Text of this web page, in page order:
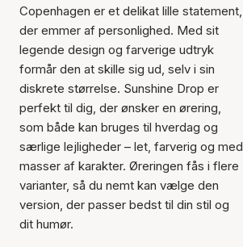
Copenhagen er et delikat lille statement,
der emmer af personlighed. Med sit
legende design og farverige udtryk
formår den at skille sig ud, selv i sin
diskrete størrelse. Sunshine Drop er
perfekt til dig, der ønsker en ørering,
som både kan bruges til hverdag og
særlige lejligheder – let, farverig og med
masser af karakter. Øreringen fås i flere
varianter, så du nemt kan vælge den
version, der passer bedst til din stil og
dit humør.